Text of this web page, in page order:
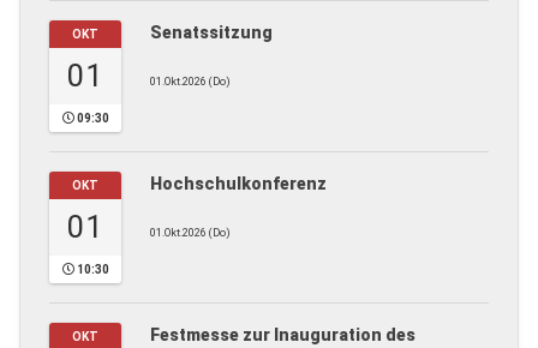
OKT
01
09:30
Senatssitzung
01.Okt.2026 (Do)
OKT
01
10:30
Hochschulkonferenz
01.Okt.2026 (Do)
OKT
Festmesse zur Inauguration des